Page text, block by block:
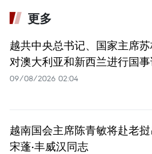
更多
越共中央总书记、国家主席
对澳大利亚和新西兰进行国
09/08/2026 02:04
越南国会主席陈青敏将赴老
宋蓬·丰威汉同志